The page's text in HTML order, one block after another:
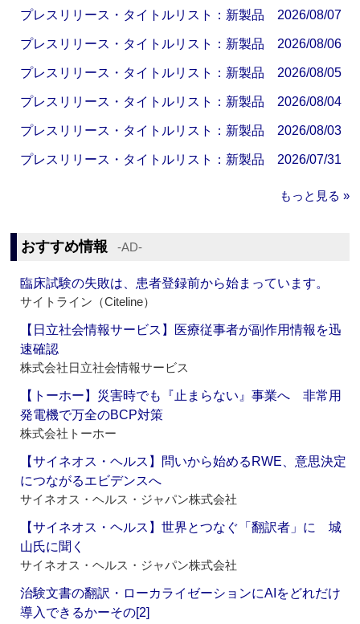
プレスリリース・タイトルリスト：新製品 2026/08/07
プレスリリース・タイトルリスト：新製品 2026/08/06
プレスリリース・タイトルリスト：新製品 2026/08/05
プレスリリース・タイトルリスト：新製品 2026/08/04
プレスリリース・タイトルリスト：新製品 2026/08/03
プレスリリース・タイトルリスト：新製品 2026/07/31
もっと見る »
おすすめ情報 ‐AD‐
臨床試験の失敗は、患者登録前から始まっています。
サイトライン（Citeline）
【日立社会情報サービス】医療従事者が副作用情報を迅
速確認
株式会社日立社会情報サービス
【トーホー】災害時でも『止まらない』事業へ 非常用
発電機で万全のBCP対策
株式会社トーホー
【サイネオス・ヘルス】問いから始めるRWE、意思決定
につながるエビデンスへ
サイネオス・ヘルス・ジャパン株式会社
【サイネオス・ヘルス】世界とつなぐ「翻訳者」に 城
山氏に聞く
サイネオス・ヘルス・ジャパン株式会社
治験文書の翻訳・ローカライゼーションにAIをどれだけ
導入できるかーその[2]